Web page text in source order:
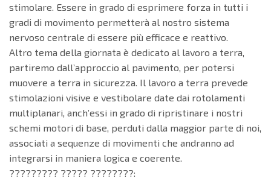
stimolare. Essere in grado di esprimere forza in tutti i
gradi di movimento permetterà al nostro sistema
nervoso centrale di essere più efficace e reattivo.
Altro tema della giornata è dedicato al lavoro a terra,
partiremo dall’approccio al pavimento, per potersi
muovere a terra in sicurezza. Il lavoro a terra prevede
stimolazioni visive e vestibolare date dai rotolamenti
multiplanari, anch’essi in grado di ripristinare i nostri
schemi motori di base, perduti dalla maggior parte di noi,
associati a sequenze di movimenti che andranno ad
integrarsi in maniera logica e coerente.
????????? ????? ????????: